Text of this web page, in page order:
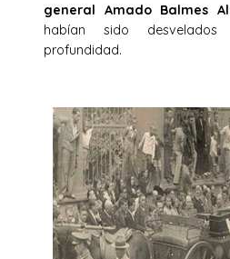
general Amado Balmes
habían sido
profundidad.